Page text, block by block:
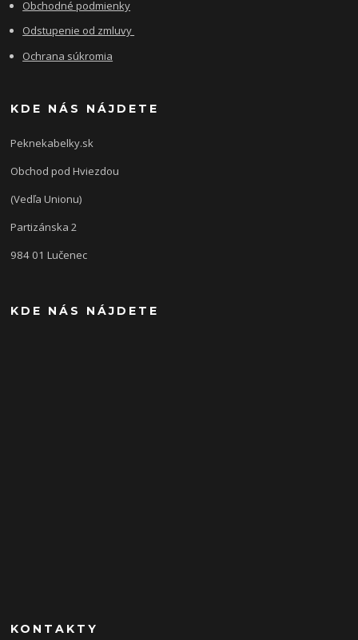
Obchodné podmienky
Odstupenie od zmluvy
Ochrana súkromia
KDE NÁS NÁJDETE
Peknekabelky.sk
Obchod pod Hviezdou
(Vedľa Unionu)
Partizánska 2
984 01 Lučenec
KDE NÁS NÁJDETE
KONTAKTY